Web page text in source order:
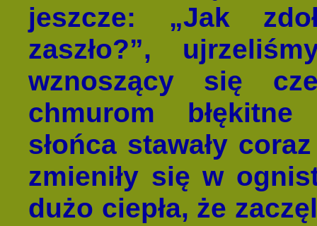
jeszcze: „Jak
zaszło?”,
wznoszący się
chmurom błękitne
słońca stawały
zmieniły się w
dużo ciepła, że